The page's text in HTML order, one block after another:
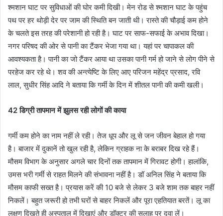
श्मशान घाट पर सुविधाओं की घोर कमी दिखी। मेन रोड से श्मशान घाट के पहुंच
पथ पर हर थोड़ी देर पर जाम की स्थिति बन जाती थी। रास्ते की चौड़ाई कम होने
के चलते इस तरह की परेशानी हो रही है। घाट पर साफ-सफाई के अभाव दिखा।
नगर परिषद की ओर से पानी का टैंकर भेजा गया था। यहां पर चापाकल की
आवश्यकता है। पानी का जो टैंकर आया था उसका पानी गर्म हो जाने से लोग पीने से
परहेज कर रहे थे। शव की अन्त्येष्टि के लिए आए परिजन महेंद्र प्रसाद, रवि
लाल, सुधीर सिंह आदि ने बताया कि गर्मी के दिन में शीतल पानी की कमी खली।
42 डिग्री तापमान में झुलस रही लोगों की काया
गर्मी कम होने का नाम नहीं ले रही। तेज धूप और लू से जन जीवन बेहाल हो गया
है। बाजार में दुकानें तो खुल रही है, लेकिन ग्राहक ना के बराबर दिख रहे हैं।
मौसम विभाग के अनुसार अगले चार दिनों तक तापमान में गिरावट होगी। हालांकि,
उमस भरी गर्मी से राहत मिलने की संभावना नहीं है। डॉ अनिल सिंह ने बताया कि
मौसम काफी सख्त है। प्रयास करें की 10 बजे से लेकर 3 बजे शाम तक बाहर नहीं
निकलें। बहुत जरूरी हो तभी घरों से बाहर निकलें और पूरा एहतियात बरतें। लू का
लक्षण दिखते ही अस्पताल में दिखाएं और डॉक्टर की सलाह पर दवा लें।